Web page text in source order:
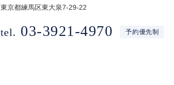
東京都練馬区東大泉7-29-22
tel. 03-3921-4970 予約優先制